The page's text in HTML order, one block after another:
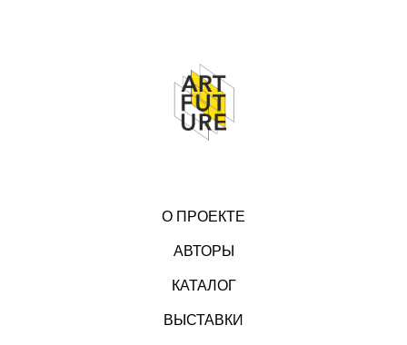
О ПРОЕКТЕ
АВТОРЫ
КАТАЛОГ
ВЫСТАВКИ